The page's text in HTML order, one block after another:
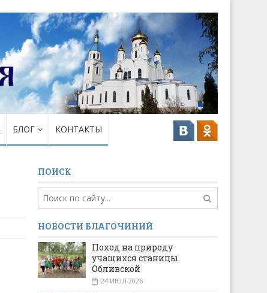
БЛОГ КОНТАКТЫ
ПОИСК
НОВОСТИ БЛАГОЧИНИЙ
Поход на природу
учащихся станицы
Обливской
24 ИЮЛ 2026